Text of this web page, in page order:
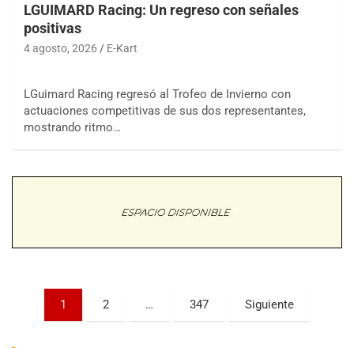
LGUIMARD Racing: Un regreso con señales
positivas
4 agosto, 2026 E-Kart
LGuimard Racing regresó al Trofeo de Invierno con
actuaciones competitivas de sus dos representantes,
mostrando ritmo…
Paginación
1 2 … 347 Siguiente
COBERTURA ESPECIAL DE E-KART.COM.AR
08/09-AGO
Trenque Lauquen (Buenos Aires)
Parque de la Velocidad (Asfalto)
Villaguay (Entre Ríos)